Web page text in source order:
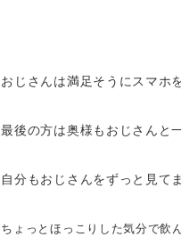
おじさんは満足そうにスマホ
最後の方は奥様もおじさんと
自分もおじさんをずっと見て
ちょっとほっこりした気分で飲